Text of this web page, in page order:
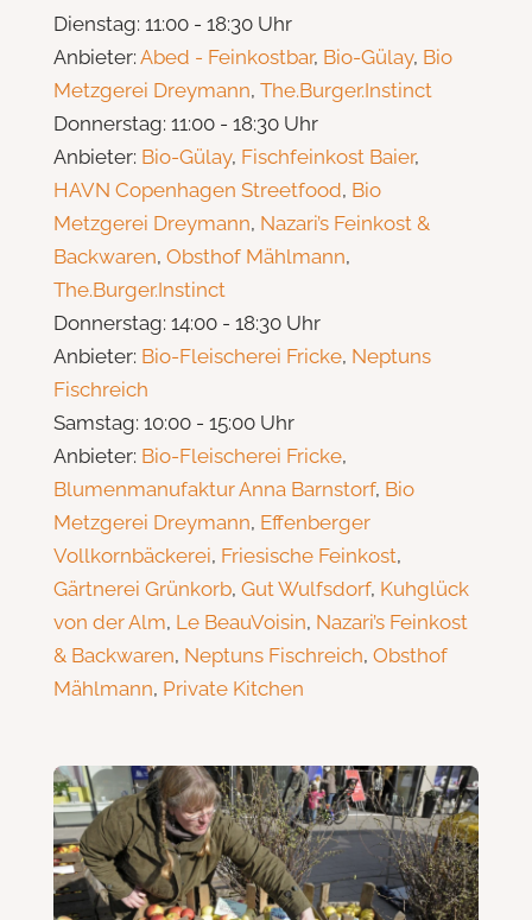
Dienstag: 11:00 - 18:30 Uhr
Anbieter: Abed - Feinkostbar, Bio-Gülay, Bio
Metzgerei Dreymann, The.Burger.Instinct
Donnerstag: 11:00 - 18:30 Uhr
Anbieter: Bio-Gülay, Fischfeinkost Baier,
HAVN Copenhagen Streetfood, Bio
Metzgerei Dreymann, Nazari’s Feinkost &
Backwaren, Obsthof Mählmann,
The.Burger.Instinct
Donnerstag: 14:00 - 18:30 Uhr
Anbieter: Bio-Fleischerei Fricke, Neptuns
Fischreich
Samstag: 10:00 - 15:00 Uhr
Anbieter: Bio-Fleischerei Fricke,
Blumenmanufaktur Anna Barnstorf, Bio
Metzgerei Dreymann, Effenberger
Vollkornbäckerei, Friesische Feinkost,
Gärtnerei Grünkorb, Gut Wulfsdorf, Kuhglück
von der Alm, Le BeauVoisin, Nazari’s Feinkost
& Backwaren, Neptuns Fischreich, Obsthof
Mählmann, Private Kitchen